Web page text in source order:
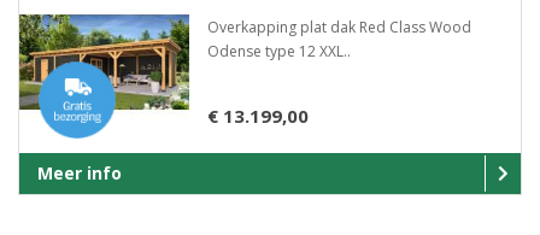
Overkapping plat dak Red Class Wood
Odense type 12 XXL..
€ 13.199,00
Meer info